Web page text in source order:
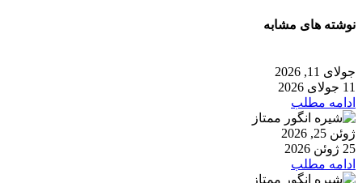
نوشته های مشابه
جولای 11, 2026
11 جولای 2026
ادامه مطلب
ژوئن 25, 2026
25 ژوئن 2026
ادامه مطلب